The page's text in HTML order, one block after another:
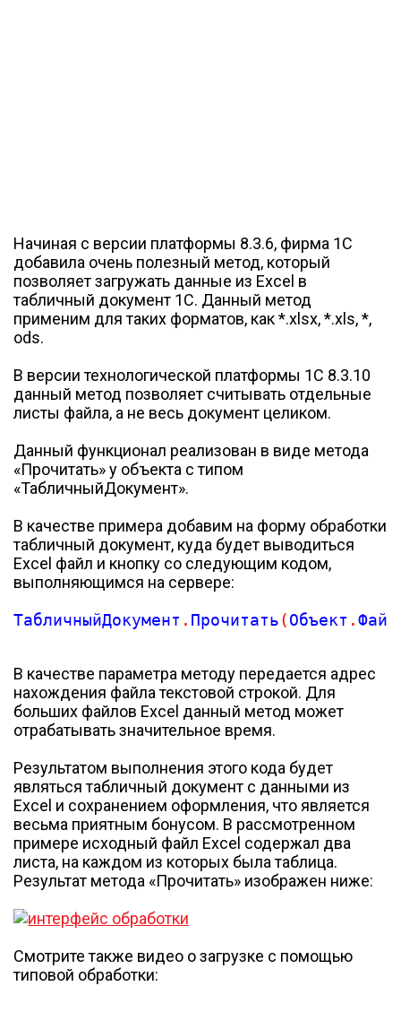
Начиная с версии платформы 8.3.6, фирма 1С
добавила очень полезный метод, который
позволяет загружать данные из Excel в
табличный документ 1С. Данный метод
применим для таких форматов, как *.xlsx, *.xls, *,
ods.
В версии технологической платформы 1C 8.3.10
данный метод позволяет считывать отдельные
листы файла, а не весь документ целиком.
Данный функционал реализован в виде метода
«Прочитать» у объекта с типом
«ТабличныйДокумент».
В качестве примера добавим на форму обработки
табличный документ, куда будет выводиться
Excel файл и кнопку со следующим кодом,
выполняющимся на сервере:
ТабличныйДокумент . Прочитать(Объект .
В качестве параметра методу передается адрес
нахождения файла текстовой строкой. Для
больших файлов Excel данный метод может
отрабатывать значительное время.
Результатом выполнения этого кода будет
являться табличный документ с данными из
Excel и сохранением оформления, что является
весьма приятным бонусом. В рассмотренном
примере исходный файл Excel содержал два
листа, на каждом из которых была таблица.
Результат метода «Прочитать» изображен ниже:
Смотрите также видео о загрузке с помощью
типовой обработки: